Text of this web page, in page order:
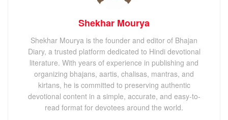
Shekhar Mourya
Shekhar Mourya is the founder and editor of Bhajan
Diary, a trusted platform dedicated to Hindi devotional
literature. With years of experience in publishing and
organizing bhajans, aartis, chalisas, mantras, and
kirtans, he is committed to preserving authentic
devotional content in a simple, accurate, and easy-to-
read format for devotees around the world.